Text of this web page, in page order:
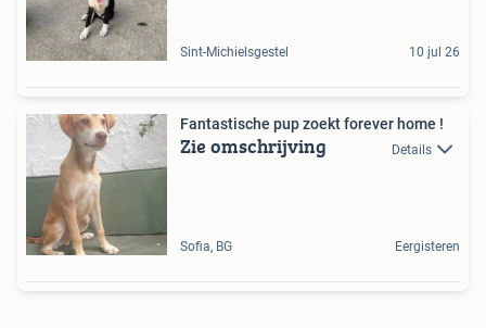
Sint-Michielsgestel 10 jul 26
Fantastische pup zoekt forever home !
Zie omschrijving Details
Sofia, BG Eergisteren